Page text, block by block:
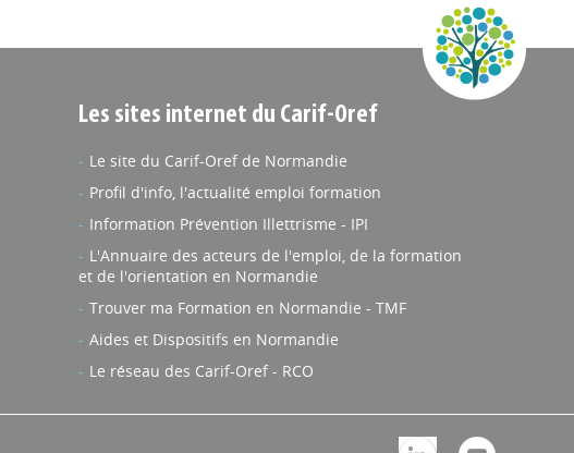
Les sites internet du Carif-Oref
Le site du Carif-Oref de Normandie
Profil d'info, l'actualité emploi formation
Information Prévention Illettrisme - IPI
L'Annuaire des acteurs de l'emploi, de la formation
et de l'orientation en Normandie
Trouver ma Formation en Normandie - TMF
Aides et Dispositifs en Normandie
Le réseau des Carif-Oref - RCO